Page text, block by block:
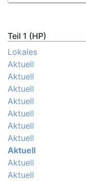
Teil 1 (HP)
Lokales
Aktuell
Aktuell
Aktuell
Aktuell
Aktuell
Aktuell
Aktuell
Aktuell
Aktuell
Aktuell